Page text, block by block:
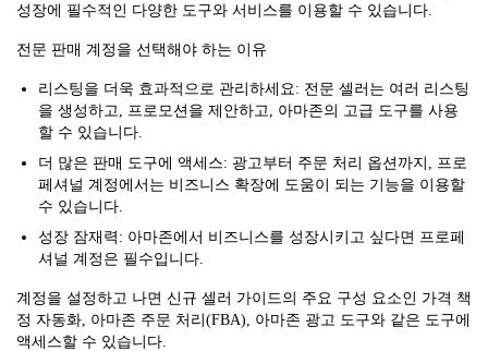
성장에 필수적인 다양한 도구와 서비스를 이용할 수 있습니다.
전문 판매 계정을 선택해야 하는 이유
리스팅을 더욱 효과적으로 관리하세요: 전문 셀러는 여러 리스팅
을 생성하고, 프로모션을 제안하고, 아마존의 고급 도구를 사용
할 수 있습니다.
더 많은 판매 도구에 액세스: 광고부터 주문 처리 옵션까지, 프로
페셔널 계정에서는 비즈니스 확장에 도움이 되는 기능을 이용할
수 있습니다.
성장 잠재력: 아마존에서 비즈니스를 성장시키고 싶다면 프로페
셔널 계정은 필수입니다.
계정을 설정하고 나면 신규 셀러 가이드의 주요 구성 요소인 가격 책
정 자동화, 아마존 주문 처리(FBA), 아마존 광고 도구와 같은 도구에
액세스할 수 있습니다.